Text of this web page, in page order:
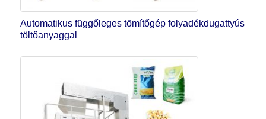
Automatikus függőleges tömítőgép folyadékdugattyús
töltőanyaggal